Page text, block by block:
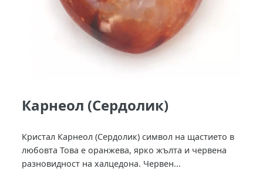
Карнеол (Сердолик)
Кристал Карнеол (Сердолик) символ на щастието в
любовта Това е оранжева, ярко жълта и червена
разновидност на халцедона. Червен...